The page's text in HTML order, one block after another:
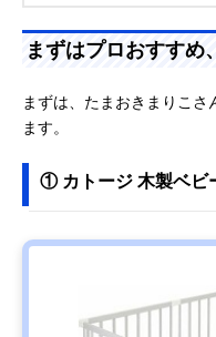
まずはプロおすすめ
まずは、たまおきまりこ
ます。
① カトージ 木製ベビ